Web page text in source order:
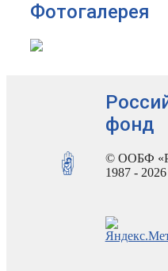
Фотогалерея
фонд
© ООБФ
1987 - 2026